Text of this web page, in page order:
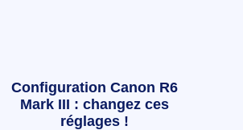
Configuration Canon R6
Mark III : changez ces
réglages !